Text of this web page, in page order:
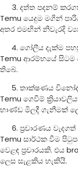
දත්ත පදනම්
Temu යෙදුම මගින්
අතර එමඟින් නිවැරදි
ගෝලීය දැක්ම
Temu ආරම්භයේ
තිබේ.
තාක්ෂණය
Temu ගෙවීම්
භාණ්ඩ මිලදී ගැනීමක්
ප්‍රචාරණය
Temu සාර්ථක වීම
වෙළඳ ප්‍රචාරයකි. එය
ලෙස සැළකිය හැකියි.